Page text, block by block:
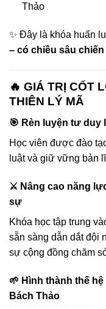
Thảo
✨ Đây là khóa huấn
– có chiều sâu
🔥 GIÁ TRỊ CỐT
THIÊN LÝ MÃ
🎯 Rèn luyện tư duy
Học viên được đào
luật và giữ vững bản
⚔️ Nâng cao năng
sự
Khóa học tập trung
sẵn sàng dẫn dắt đội
sự cộng đồng chăm
🌱 Hình thành thế
Bách Thảo